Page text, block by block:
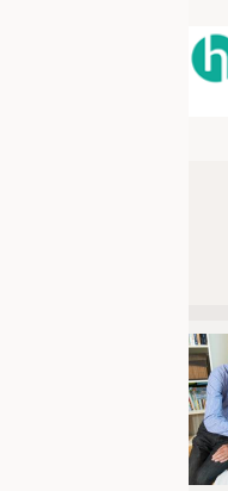
STELLENMARKT
KRÜGER